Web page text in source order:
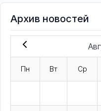
Архив новостей
Пн Вт Ср